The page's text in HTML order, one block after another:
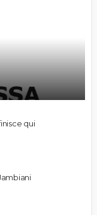
qui